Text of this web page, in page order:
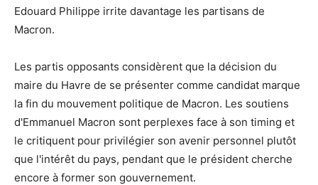
Edouard Philippe irrite davantage les partisans de
Macron.
Les partis opposants considèrent que la décision du
maire du Havre de se présenter comme candidat marque
la fin du mouvement politique de Macron. Les soutiens
d'Emmanuel Macron sont perplexes face à son timing et
le critiquent pour privilégier son avenir personnel plutôt
que l'intérêt du pays, pendant que le président cherche
encore à former son gouvernement.